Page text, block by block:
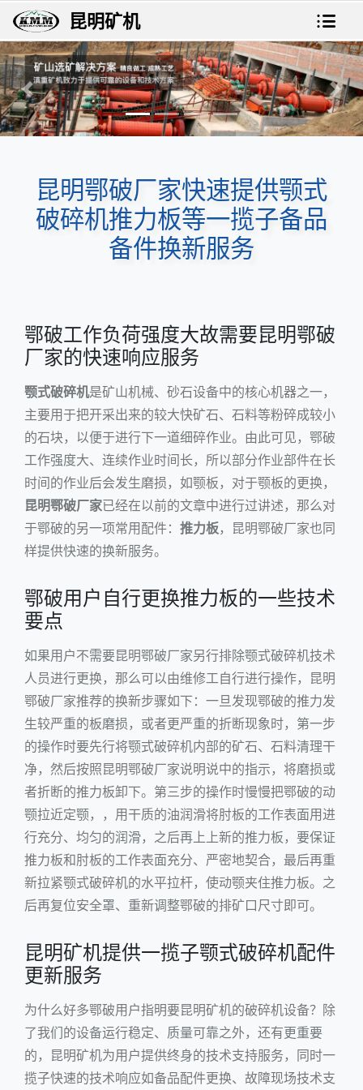
昆明矿机
上一张 下
昆明鄂破厂家快速提供颚式
破碎机推力板等一揽子备品
备件换新服务
鄂破工作负荷强度大故需要昆明鄂破
厂家的快速响应服务
颚式破碎机是矿山机械、砂石设备中的核心机器之一，
主要用于把开采出来的较大快矿石、石料等粉碎成较小
的石块，以便于进行下一道细碎作业。由此可见，鄂破
工作强度大、连续作业时间长，所以部分作业部件在长
时间的作业后会发生磨损，如颚板，对于颚板的更换，
昆明鄂破厂家已经在以前的文章中进行过讲述，那么对
于鄂破的另一项常用配件： 推力板，昆明鄂破厂家也同
样提供快速的换新服务。
鄂破用户自行更换推力板的一些技术
要点
如果用户不需要昆明鄂破厂家另行排除颚式破碎机技术
人员进行更换，那么可以由维修工自行进行操作，昆明
鄂破厂家推荐的换新步骤如下：一旦发现鄂破的推力发
生较严重的板磨损，或者更严重的折断现象时，第一步
的操作时要先行将颚式破碎机内部的矿石、石料清理干
净，然后按照昆明鄂破厂家说明说中的指示，将磨损或
者折断的推力板卸下。第三步的操作时慢慢把鄂破的动
颚拉近定颚，，用干质的油润滑将肘板的工作表面用进
行充分、均匀的润滑，之后再上上新的推力板，要保证
推力板和肘板的工作表面充分、严密地契合，最后再重
新拉紧颚式破碎机的水平拉杆，使动颚夹住推力板。之
后再复位安全罩、重新调整鄂破的排矿口尺寸即可。
昆明矿机提供一揽子颚式破碎机配件
更新服务
为什么好多鄂破用户指明要昆明矿机的破碎机设备？除
了我们的设备运行稳定、质量可靠之外，还有更重要
的，昆明矿机为用户提供终身的技术支持服务，同时一
揽子快速的技术响应如备品配件更换、故障现场技术支